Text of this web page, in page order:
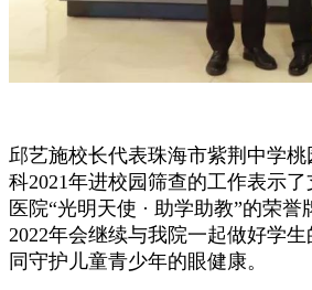
邱艺施校长代表珠海市紫荆中学
科2021年进校园筛查的工作表示
医院“光明天使 · 助学助教”的荣
2022年会继续与我院一起做好学
同守护儿童青少年的眼健康。